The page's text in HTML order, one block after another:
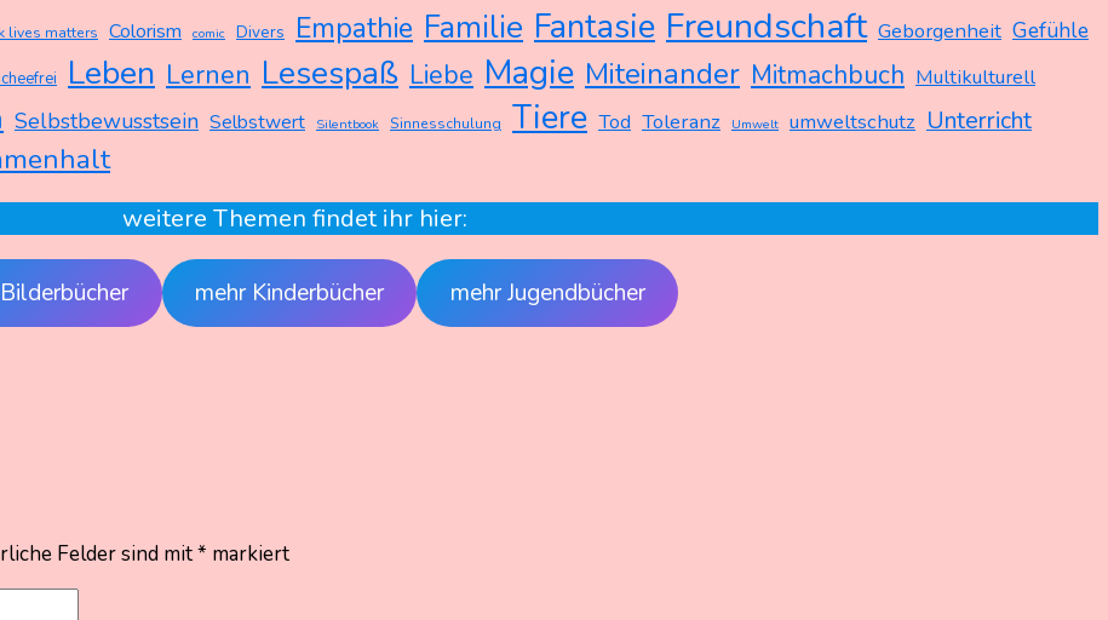
lives matters Colorism comic Divers Empathie Familie Fantasie Freundschaft Geborgenheit Gefühle
Leben Lernen Lesespaß Liebe Magie Miteinander Mitmachbuch Multikulturell
Selbstbewusstsein Selbstwert Silentbook Sinnesschulung Tiere Tod Toleranz Umwelt umweltschutz Unterricht
weitere Themen findet ihr hier:
mehr Kinderbücher mehr Jugendbücher
Felder sind mit* markiert